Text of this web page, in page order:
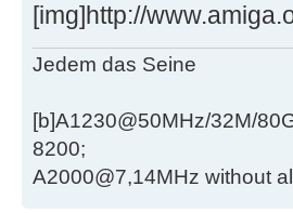
[img]http://
Jedem das Seine
[b]A1230@50MHz/32M/
8200;
A2000@7,14MHz without all